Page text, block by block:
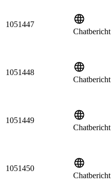
1051447
Chatbericht
1051448
Chatbericht
1051449
Chatbericht
1051450
Chatbericht